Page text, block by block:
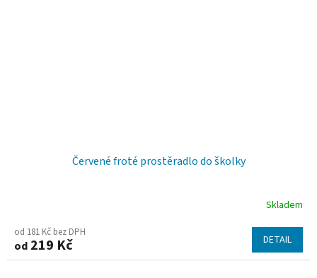
Červené froté prostěradlo do školky
Skladem
od 181 Kč bez DPH
od 219 Kč DETAIL